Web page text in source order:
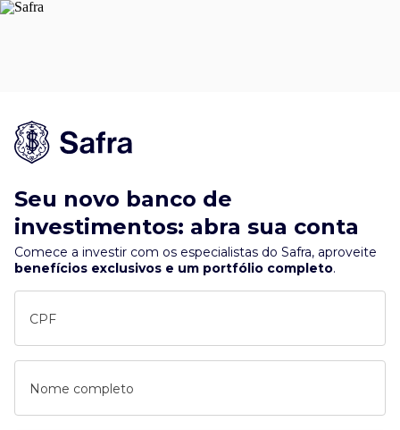
Seu novo banco de
investimentos: abra sua conta
Comece a investir com os especialistas do Safra, aproveite
benefícios exclusivos e um portfólio completo.
CPF
Nome completo